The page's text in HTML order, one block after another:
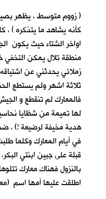
( زووم متوسط ، يظهر
كأنه يشاهد ما يتذكره ) ،
اواخر الشتاء حيث يكون
منطقة تلال يمكن التخفي
زملائي يحدثني عن
ثلاثة اشهر ولم يستطع
فالمعارك لم تنقطع و
لها تميمة من شظايا
هدية مخيفة لرضيعة !)
في أيام المعارك وكلما
قبلة على جبين ابنتي
بالنزول فهناك معارك
اطلقت عليها أمها اسم